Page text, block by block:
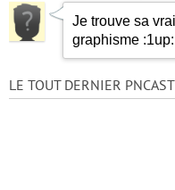
Je trouve sa
graphisme :1up:
LE TOUT DERNIER PNCAST